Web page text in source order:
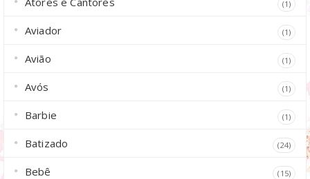
(1)
Aviador (1)
Avião (1)
Avós (1)
Barbie (1)
Batizado (24)
Bebê (15)